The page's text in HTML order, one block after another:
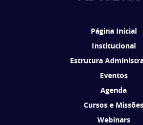
Página Inicial
Institucional
Estrutura
Eventos
Agenda
Cursos e Missões
Webinars